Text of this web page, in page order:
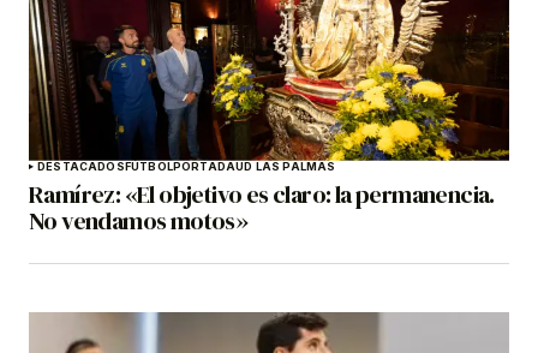
DESTACADOSFÚTBOLPORTADAUD LAS PALMAS
Ramírez: «El objetivo es claro: la permanencia.
No vendamos motos»